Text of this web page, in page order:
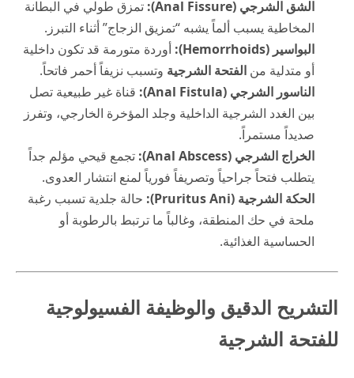
الشق الشرجي (Anal Fissure):
تمزق طولي في البطانة
المخاطية يسبب ألماً يشبه “تمزيق الزجاج” أثناء التبرز.
البواسير (Hemorrhoids):
أوردة متورمة قد تكون داخلية
أو متدلية من الفتحة الشرجية وتسبب نزيفاً أحمر فاتحاً.
الناسور الشرجي (Anal Fistula):
قناة غير طبيعية تصل
بين الغدد الشرجية الداخلية وجلد المؤخرة الخارجي، وتفرز
صديداً مستمراً.
الخراج الشرجي (Anal Abscess):
تجمع قيحي مؤلم جداً
يتطلب فتحاً جراحياً وتصريفاً فورياً لمنع انتشار العدوى.
الحكة الشرجية (Pruritus Ani):
حالة جلدية تسبب رغبة
ملحة في حك المنطقة، وغالباً ما ترتبط بالرطوبة أو
الحساسية الغذائية.
التشريح الدقيق والوظيفة الفسيولوجية
للفتحة الشرجية